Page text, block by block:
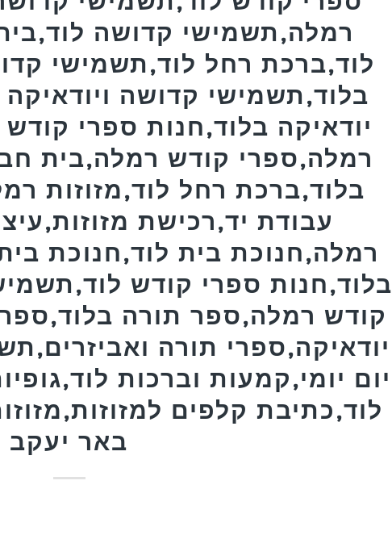
רמלה,תשמישי קדושה
לוד,ברכת רחל לוד,תשמישי
בלוד,תשמישי קדושה ויודאיקה
יודאיקה בלוד,חנות ספרי
רמלה,ספרי קודש רמלה,בית
בלוד,ברכת רחל לוד,מזוזות
עבודת יד,רכישת
רמלה,חנוכת בית לוד,חנוכת
בלוד,חנות ספרי קודש
קודש רמלה,ספר תורה
יודאיקה,ספרי תורה
יום יומי,קמעות וברכות
לוד,כתיבת קלפים
באר יעקב